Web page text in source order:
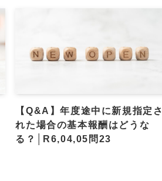
【Q&A】年度途中に新規指定さ
れた場合の基本報酬はどうな
る？│R6,04,05問23